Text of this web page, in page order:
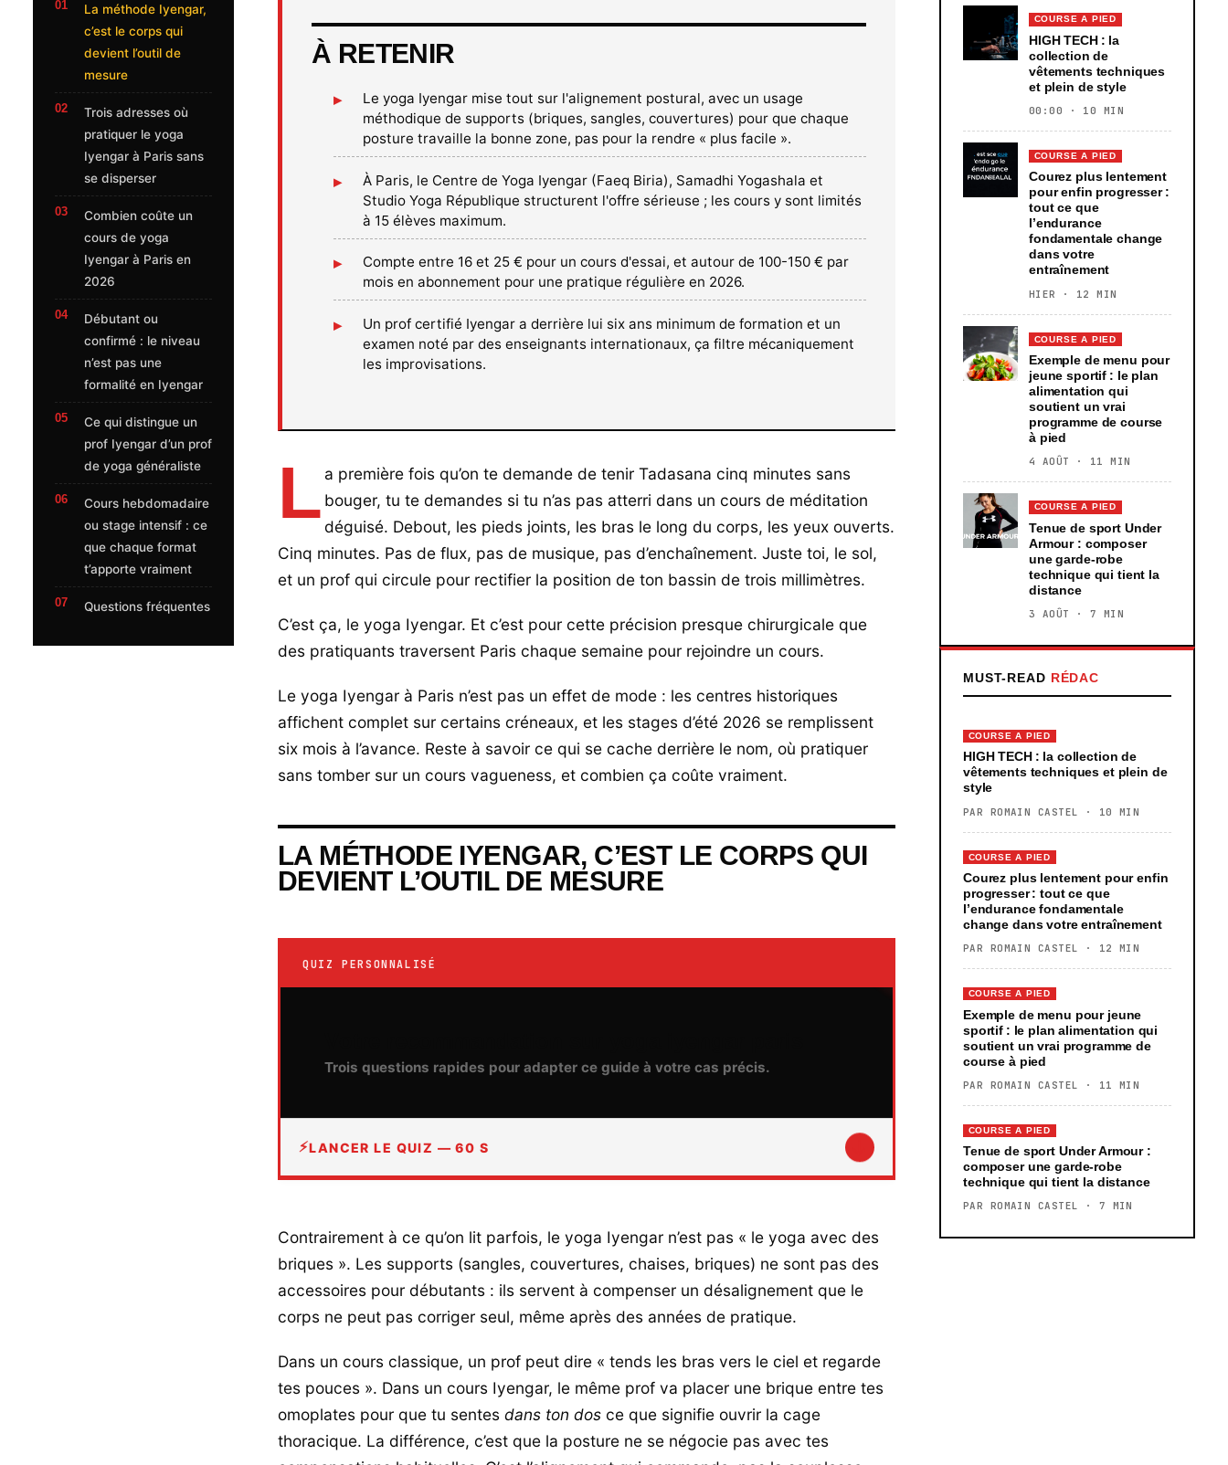
La méthode Iyengar,
c’est le corps qui
devient l’outil de
mesure
Trois adresses où
pratiquer le yoga
Iyengar à Paris sans
se disperser
Combien coûte un
cours de yoga
Iyengar à Paris en
2026
Débutant ou
confirmé : le niveau
n’est pas une
formalité en Iyengar
Ce qui distingue un
prof Iyengar d’un prof
de yoga généraliste
Cours hebdomadaire
ou stage intensif : ce
que chaque format
t’apporte vraiment
Questions fréquentes
À RETENIR
Le yoga Iyengar mise tout sur l'alignement postural, avec un usage
méthodique de supports (briques, sangles, couvertures) pour que chaque
posture travaille la bonne zone, pas pour la rendre « plus facile ».
À Paris, le Centre de Yoga Iyengar (Faeq Biria), Samadhi Yogashala et
Studio Yoga République structurent l'offre sérieuse ; les cours y sont limités
à 15 élèves maximum.
Compte entre 16 et 25 € pour un cours d'essai, et autour de 100-150 € par
mois en abonnement pour une pratique régulière en 2026.
Un prof certifié Iyengar a derrière lui six ans minimum de formation et un
examen noté par des enseignants internationaux, ça filtre mécaniquement
les improvisations.
L a première fois qu’on te demande de tenir Tadasana cinq minutes sans
bouger, tu te demandes si tu n’as pas atterri dans un cours de méditation
déguisé. Debout, les pieds joints, les bras le long du corps, les yeux ouverts.
Cinq minutes. Pas de flux, pas de musique, pas d’enchaînement. Juste toi, le sol,
et un prof qui circule pour rectifier la position de ton bassin de trois millimètres.
C’est ça, le yoga Iyengar. Et c’est pour cette précision presque chirurgicale que
des pratiquants traversent Paris chaque semaine pour rejoindre un cours.
Le yoga Iyengar à Paris n’est pas un effet de mode : les centres historiques
affichent complet sur certains créneaux, et les stages d’été 2026 se remplissent
six mois à l’avance. Reste à savoir ce qui se cache derrière le nom, où pratiquer
sans tomber sur un cours vagueness, et combien ça coûte vraiment.
LA MÉTHODE IYENGAR, C’EST LE CORPS QUI
DEVIENT L’OUTIL DE MESURE
QUIZ PERSONNALISÉ
Trois questions rapides pour adapter ce guide à votre cas précis.
LANCER LE QUIZ — 60 S
Contrairement à ce qu’on lit parfois, le yoga Iyengar n’est pas « le yoga avec des
briques ». Les supports (sangles, couvertures, chaises, briques) ne sont pas des
accessoires pour débutants : ils servent à compenser un désalignement que le
corps ne peut pas corriger seul, même après des années de pratique.
Dans un cours classique, un prof peut dire « tends les bras vers le ciel et regarde
tes pouces ». Dans un cours Iyengar, le même prof va placer une brique entre tes
omoplates pour que tu sentes dans ton dos ce que signifie ouvrir la cage
thoracique. La différence, c’est que la posture ne se négocie pas avec tes
COURSE A PIED
HIGH TECH : la
collection de
vêtements techniques
et plein de style
00:00 · 10 MIN
COURSE A PIED
Courez plus lentement
pour enfin progresser :
tout ce que
l’endurance
fondamentale change
dans votre
entraînement
HIER · 12 MIN
COURSE A PIED
Exemple de menu pour
jeune sportif : le plan
alimentation qui
soutient un vrai
programme de course
à pied
4 AOÛT · 11 MIN
COURSE A PIED
Tenue de sport Under
Armour : composer
une garde-robe
technique qui tient la
distance
3 AOÛT · 7 MIN
MUST-READ RÉDAC
COURSE A PIED
HIGH TECH : la collection de
vêtements techniques et plein de
style
PAR ROMAIN CASTEL · 10 MIN
COURSE A PIED
Courez plus lentement pour enfin
progresser : tout ce que
l’endurance fondamentale
change dans votre entraînement
PAR ROMAIN CASTEL · 12 MIN
COURSE A PIED
Exemple de menu pour jeune
sportif : le plan alimentation qui
soutient un vrai programme de
course à pied
PAR ROMAIN CASTEL · 11 MIN
COURSE A PIED
Tenue de sport Under Armour :
composer une garde-robe
technique qui tient la distance
PAR ROMAIN CASTEL · 7 MIN